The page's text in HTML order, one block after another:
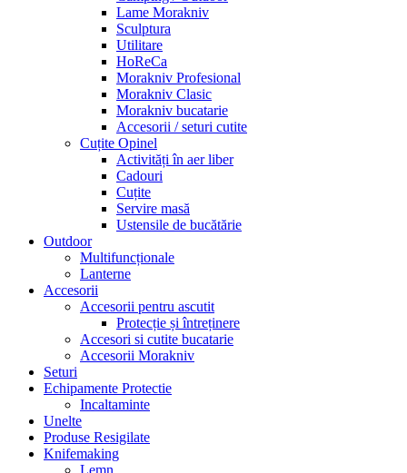
Lame Morakniv
Sculptura
Utilitare
HoReCa
Morakniv Profesional
Morakniv Clasic
Morakniv bucatarie
Accesorii / seturi cutite
Cuțite Opinel
Activități în aer liber
Cadouri
Cuțite
Servire masă
Ustensile de bucătărie
Outdoor
Multifuncționale
Lanterne
Accesorii
Accesorii pentru ascutit
Protecție și întreținere
Accesori si cutite bucatarie
Accesorii Morakniv
Seturi
Echipamente Protectie
Incaltaminte
Unelte
Produse Resigilate
Knifemaking
Lemn